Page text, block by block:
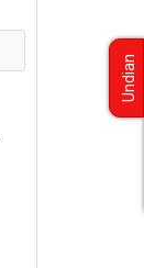
Undian